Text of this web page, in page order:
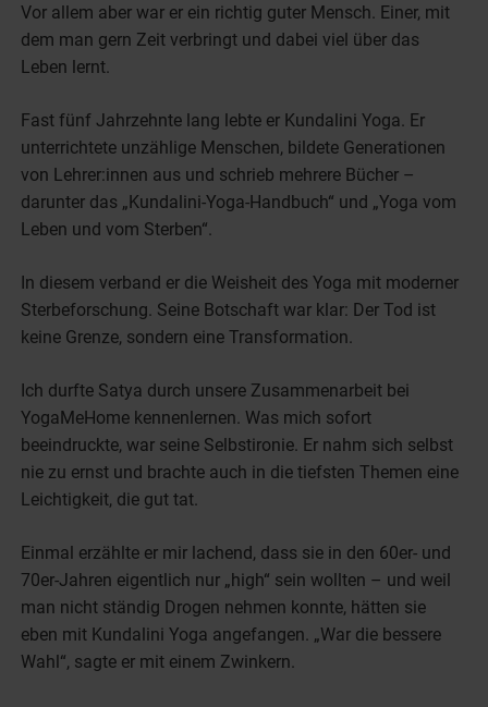
Vor allem aber war er ein richtig guter Mensch. Einer, mit
dem man gern Zeit verbringt und dabei viel über das
Leben lernt.
Fast fünf Jahrzehnte lang lebte er Kundalini Yoga. Er
unterrichtete unzählige Menschen, bildete Generationen
von Lehrer:innen aus und schrieb mehrere Bücher –
darunter das „Kundalini-Yoga-Handbuch“ und „Yoga vom
Leben und vom Sterben“.
In diesem verband er die Weisheit des Yoga mit moderner
Sterbeforschung. Seine Botschaft war klar: Der Tod ist
keine Grenze, sondern eine Transformation.
Ich durfte Satya durch unsere Zusammenarbeit bei
YogaMeHome kennenlernen. Was mich sofort
beeindruckte, war seine Selbstironie. Er nahm sich selbst
nie zu ernst und brachte auch in die tiefsten Themen eine
Leichtigkeit, die gut tat.
Einmal erzählte er mir lachend, dass sie in den 60er- und
70er-Jahren eigentlich nur „high“ sein wollten – und weil
man nicht ständig Drogen nehmen konnte, hätten sie
eben mit Kundalini Yoga angefangen. „War die bessere
Wahl“, sagte er mit einem Zwinkern.